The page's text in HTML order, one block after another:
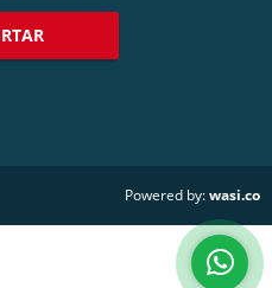
Powered by:wasi.co